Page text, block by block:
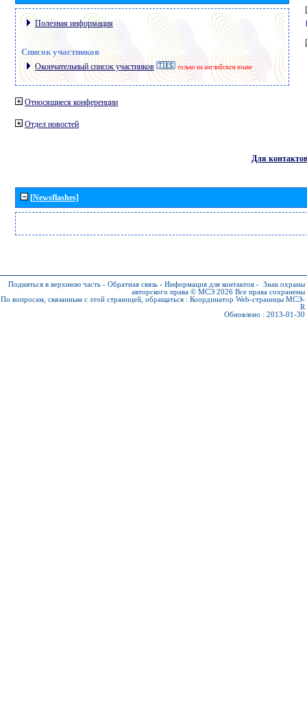
Полезная информация
Список участников
Окончательный список участников только на английском языке
Относящиеся конференции
Отдел новостей
Для контактов
[Newsflashes]
Подняться в верхнюю часть - Обратная связь - Информация для контактов - Знак охраны
авторского права © МСЭ 2026 Все права сохранены
По вопросам, связанным с этой страницей, обращаться : Координатор Web-страницы МСЭ-
R
Обновлено : 2013-01-30